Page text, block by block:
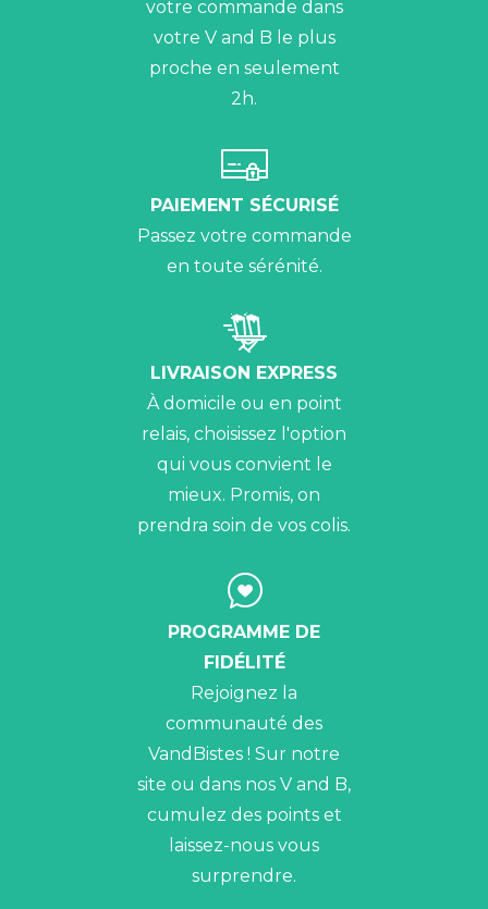
votre commande dans
votre V and B le plus
proche en seulement
2h.
PAIEMENT SÉCURISÉ
Passez votre commande
en toute sérénité.
LIVRAISON EXPRESS
À domicile ou en point
relais, choisissez l'option
qui vous convient le
mieux. Promis, on
prendra soin de vos colis.
PROGRAMME DE
FIDÉLITÉ
Rejoignez la
communauté des
VandBistes ! Sur notre
site ou dans nos V and B,
cumulez des points et
laissez-nous vous
surprendre.